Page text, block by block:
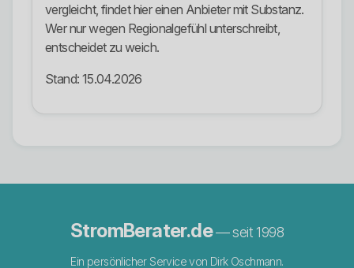
vergleicht, findet hier einen Anbieter mit Substanz.
Wer nur wegen Regionalgefühl unterschreibt,
entscheidet zu weich.
Stand: 15.04.2026
StromBerater.de— seit 1998
Ein persönlicher Service von Dirk Oschmann.